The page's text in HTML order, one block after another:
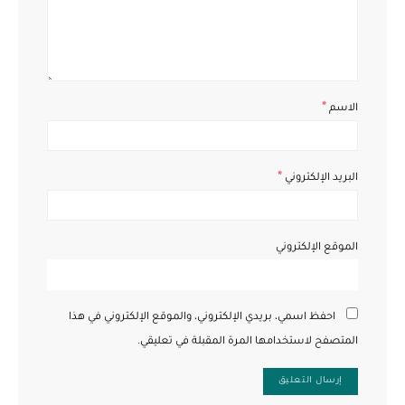
الاسم *
البريد الإلكتروني *
الموقع الإلكتروني
احفظ اسمي، بريدي الإلكتروني، والموقع الإلكتروني في هذا
المتصفح لاستخدامها المرة المقبلة في تعليقي.